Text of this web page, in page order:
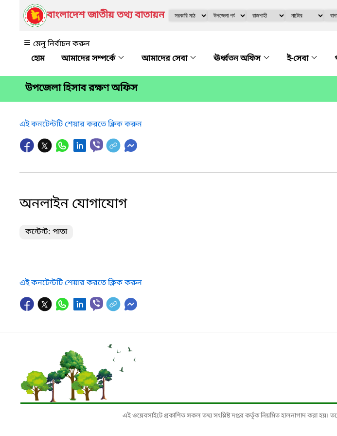
বাংলাদেশ জাতীয় তথ্য বাতায়ন
মেনু নির্বাচন করুন
আমাদের সম্পর্কে
আমাদের সেবা ঊর্ধ্বতন অফিস ই-সেবা
উপজেলা হিসাব রক্ষণ অফিস
এই কনটেন্টটি শেয়ার করতে ক্লিক করুন
অনলাইন যোগাযোগ
কন্টেন্ট: পাতা
এই কনটেন্টটি শেয়ার করতে ক্লিক করুন
এই ওয়েবসাইটে প্রকাশিত সকল তথ্য সংশ্লিষ্ট দপ্তর কর্তৃক নিয়মিত হালনাগাদ করা হয়।